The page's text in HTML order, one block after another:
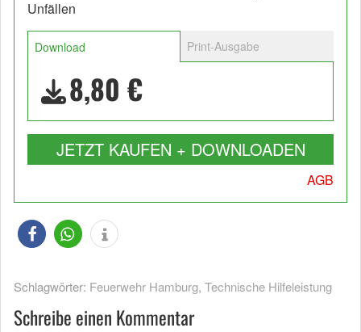
Unfällen
Download Print-Ausgabe
8,80 €
JETZT KAUFEN + DOWNLOADEN
AGB
Schlagwörter: Feuerwehr Hamburg, Technische Hilfeleistung
Schreibe einen Kommentar